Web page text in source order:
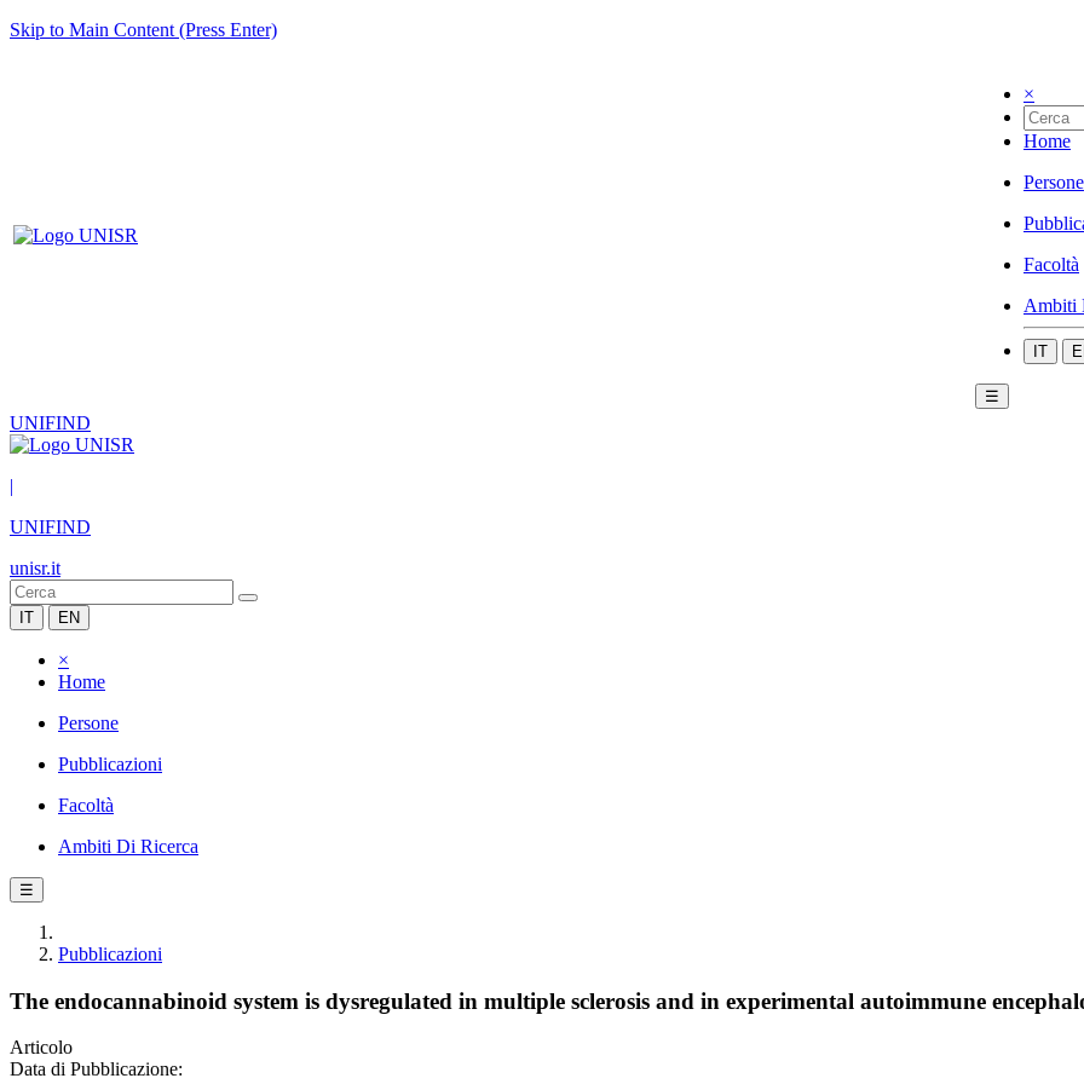
Skip to Main Content (Press Enter)
×
Home
Persone
Facoltà
Ambiti
IT
☰
UNIFIND
|
UNIFIND
unisr.it
IT EN
×
Home
Persone
Pubblicazioni
Facoltà
Ambiti Di Ricerca
☰
Pubblicazioni
The endocannabinoid system is dysregulated in multiple sclerosis and in experimental autoimmune
Articolo
Data di Pubblicazione: